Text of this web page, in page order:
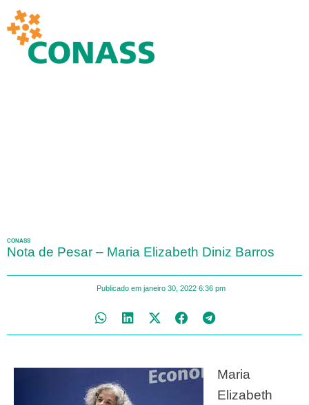
CONASS
Nota de Pesar – Maria Elizabeth Diniz Barros
Publicado em janeiro 30, 2022 6:36 pm
Maria
Elizabeth